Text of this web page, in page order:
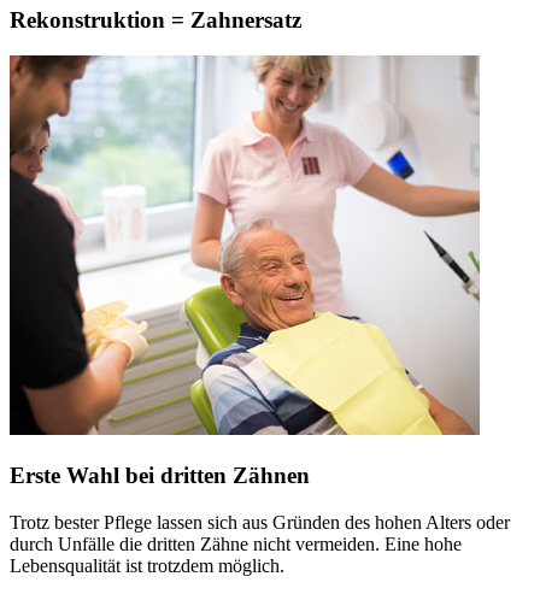
Rekonstruktion = Zahnersatz
Erste Wahl bei dritten Zähnen
Trotz bester Pflege lassen sich aus Gründen des hohen Alters oder
durch Unfälle die dritten Zähne nicht vermeiden. Eine hohe
Lebensqualität ist trotzdem möglich.